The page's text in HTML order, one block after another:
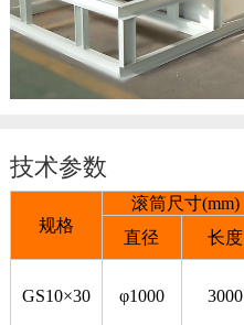
技术参数
规格
滚筒尺寸(mm)
直径 长度
GS10×30 φ1000 3000